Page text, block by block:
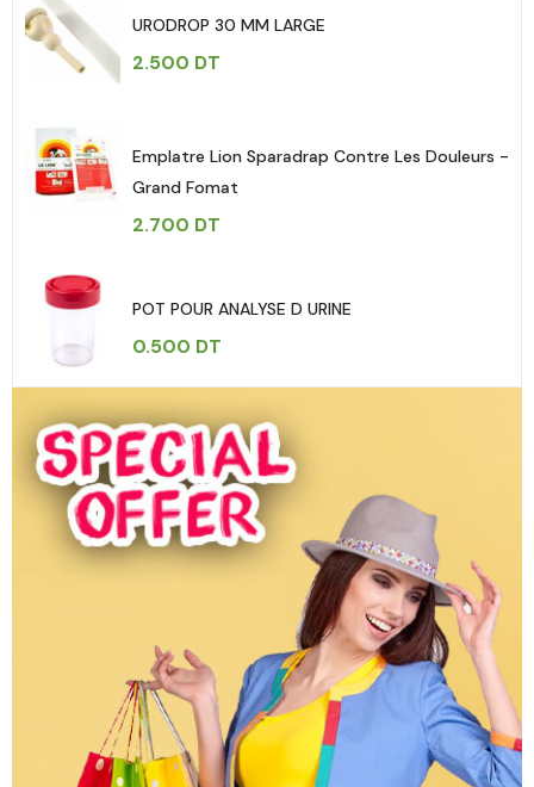
URODROP 30 MM LARGE
2.500 DT
Emplatre Lion Sparadrap Contre Les Douleurs -
Grand Fomat
2.700 DT
POT POUR ANALYSE D URINE
0.500 DT